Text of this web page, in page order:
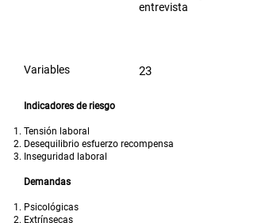
entrevista
Variables 23
Indicadores de riesgo
Tensión laboral
Desequilibrio esfuerzo recompensa
Inseguridad laboral
Demandas
Psicológicas
Extrínsecas